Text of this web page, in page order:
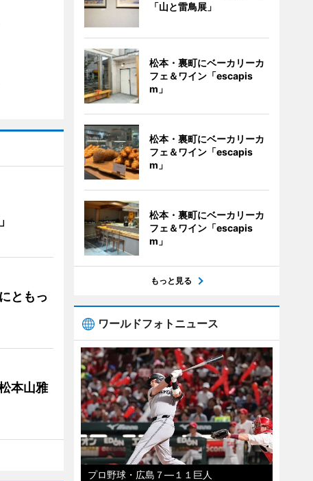
ともっ
本山雅
「山と雷鳥展」
松本・裏町にベーカリーカ
フェ＆ワイン「escapis
m」
松本・裏町にベーカリーカ
フェ＆ワイン「escapis
m」
松本・裏町にベーカリーカ
フェ＆ワイン「escapis
m」
もっと見る
ワールドフォトニュース
プロ野球・広島７―１１巨人